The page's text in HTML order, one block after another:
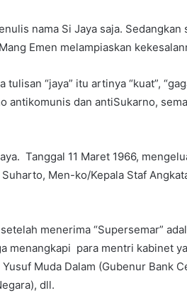
nama Si Jaya saja.
Emen melampiaskan
“jaya” itu artinya “kuat”,
antikomunis dan antiSukarno,
Tanggal 11 Maret 1966,
Men-ko/Kepala Staf
menerima “Supersemar”
menangkapi para mentri kabinet
Muda Dalam (Gubenur Bank
dll.